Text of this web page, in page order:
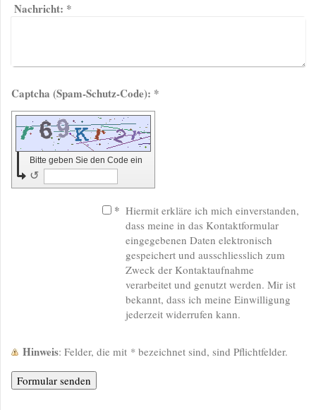
Nachricht: *
Captcha (Spam-Schutz-Code): *
Bitte geben Sie den Code ein
↺
* Hiermit erkläre ich mich einverstanden,
dass meine in das Kontaktformular
eingegebenen Daten elektronisch
gespeichert und ausschliesslich zum
Zweck der Kontaktaufnahme
verarbeitet und genutzt werden. Mir ist
bekannt, dass ich meine Einwilligung
jederzeit widerrufen kann.
Hinweis : Felder, die mit * bezeichnet sind, sind Pflichtfelder.